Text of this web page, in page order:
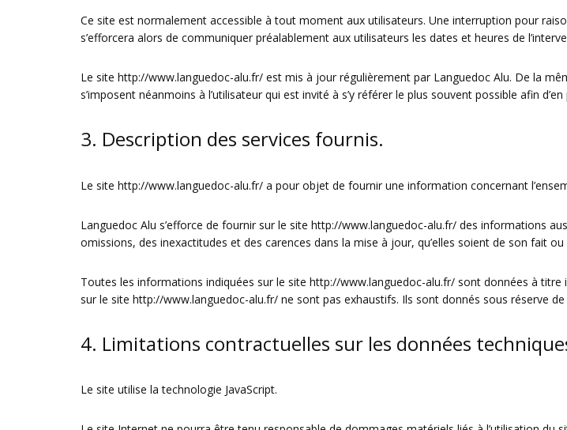
Ce site est normalement accessible à tout moment aux utilisateurs. Une interruption pour
s’efforcera alors de communiquer préalablement aux utilisateurs les dates et heures de
Le site http://www.languedoc-alu.fr/ est mis à jour régulièrement par Languedoc Alu. De la
s’imposent néanmoins à l’utilisateur qui est invité à s’y référer le plus souvent possible afin
3. Description des services fournis.
Le site http://www.languedoc-alu.fr/ a pour objet de fournir une information concernant
Languedoc Alu s’efforce de fournir sur le site http://www.languedoc-alu.fr/ des informations
omissions, des inexactitudes et des carences dans la mise à jour, qu’elles soient de son fait
Toutes les informations indiquées sur le site http://www.languedoc-alu.fr/ sont données à titre
sur le site http://www.languedoc-alu.fr/ ne sont pas exhaustifs. Ils sont donnés sous réserve
4. Limitations contractuelles sur les données
Le site utilise la technologie JavaScript.